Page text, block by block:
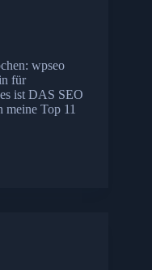
wpseo
für
ist DAS SEO
meine Top 11